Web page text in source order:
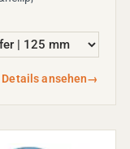
Details ansehen→